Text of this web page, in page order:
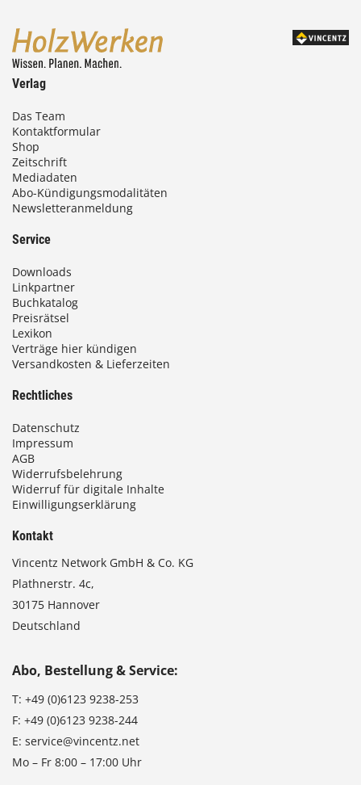
0
€
Verlag
Das Team
Kontaktformular
Shop
Zeitschrift
Mediadaten
Abo-Kündigungsmodalitäten
Newsletteranmeldung
Service
Downloads
Linkpartner
Buchkatalog
Preisrätsel
Lexikon
Verträge hier kündigen
Versandkosten & Lieferzeiten
Rechtliches
Datenschutz
Impressum
AGB
Widerrufsbelehrung
Widerruf für digitale Inhalte
Einwilligungserklärung
Kontakt
Vincentz Network GmbH & Co. KG
Plathnerstr. 4c,
30175 Hannover
Deutschland
Abo, Bestellung & Service:
T: +49 (0)6123 9238-253
F: +49 (0)6123 9238-244
E: service@vincentz.net
Mo – Fr 8:00 – 17:00 Uhr